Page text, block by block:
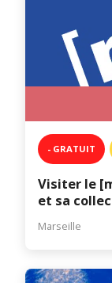
- GRATUIT
Visiter le
et sa
Marseille